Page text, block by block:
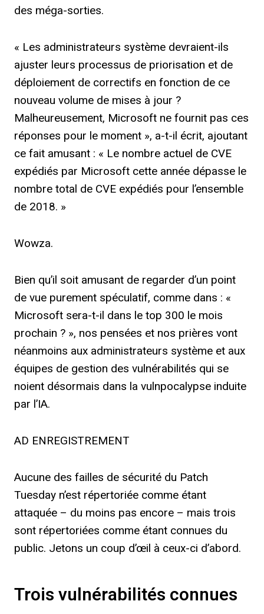
des méga-sorties.
« Les administrateurs système devraient-ils
ajuster leurs processus de priorisation et de
déploiement de correctifs en fonction de ce
nouveau volume de mises à jour ?
Malheureusement, Microsoft ne fournit pas ces
réponses pour le moment », a-t-il écrit, ajoutant
ce fait amusant : « Le nombre actuel de CVE
expédiés par Microsoft cette année dépasse le
nombre total de CVE expédiés pour l’ensemble
de 2018. »
Wowza.
Bien qu’il soit amusant de regarder d’un point
de vue purement spéculatif, comme dans : «
Microsoft sera-t-il dans le top 300 le mois
prochain ? », nos pensées et nos prières vont
néanmoins aux administrateurs système et aux
équipes de gestion des vulnérabilités qui se
noient désormais dans la vulnpocalypse induite
par l’IA.
AD ENREGISTREMENT
Aucune des failles de sécurité du Patch
Tuesday n’est répertoriée comme étant
attaquée – du moins pas encore – mais trois
sont répertoriées comme étant connues du
public. Jetons un coup d’œil à ceux-ci d’abord.
Trois vulnérabilités connues